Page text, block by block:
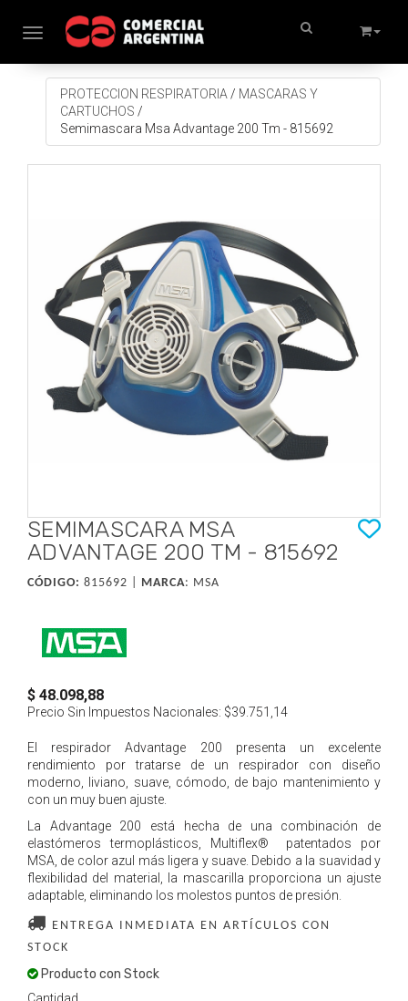
Toggle navigation
PROTECCION RESPIRATORIA / MASCARAS Y
CARTUCHOS /
Semimascara Msa Advantage 200 Tm - 815692
SEMIMASCARA MSA
ADVANTAGE 200 TM - 815692
CÓDIGO: 815692 | MARCA: MSA
$ 48.098,88
Precio Sin Impuestos Nacionales: $39.751,14
El respirador Advantage 200 presenta un excelente
rendimiento por tratarse de un respirador con diseño
moderno, liviano, suave, cómodo, de bajo mantenimiento y
con un muy buen ajuste.
La Advantage 200 está hecha de una combinación de
elastómeros termoplásticos, Multiflex® patentados por
MSA, de color azul más ligera y suave. Debido a la suavidad y
flexibilidad del material, la mascarilla proporciona un ajuste
adaptable, eliminando los molestos puntos de presión.
ENTREGA INMEDIATA EN ARTÍCULOS CON
STOCK
Producto con Stock